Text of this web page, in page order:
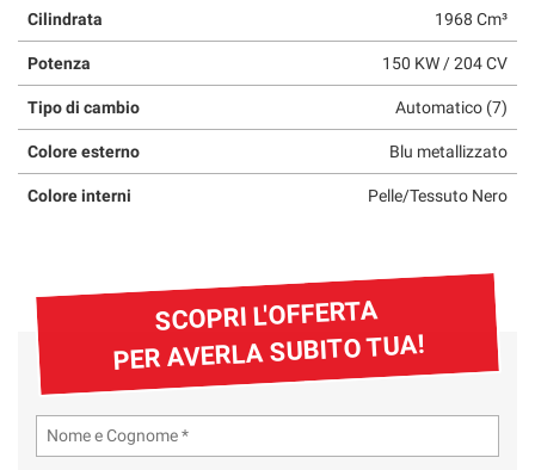
Cilindrata 1968 Cm³
Potenza 150 KW / 204 CV
Tipo di cambio Automatico (7)
Colore esterno Blu metallizzato
Colore interni Pelle/Tessuto Nero
SCOPRI L'OFFERTA
PER AVERLA SUBITO TUA!